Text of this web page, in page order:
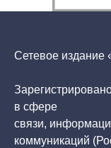
Сетевое издание
в сфере
связи,
коммуникаций